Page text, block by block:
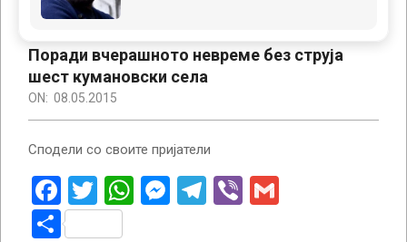
Navigation
Поради вчерашното невреме без струја
шест кумановски села
ON: 08.05.2015
Сподели со своите пријатели
Facebook
Twitter
WhatsApp
Messenger
Telegram
Viber
Share